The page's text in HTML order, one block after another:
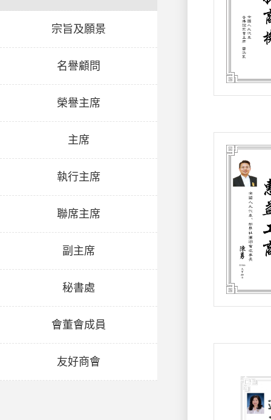
宗旨及願景
名譽顧問
榮譽主席
主席
執行主席
聯席主席
副主席
秘書處
會董會成員
友好商會